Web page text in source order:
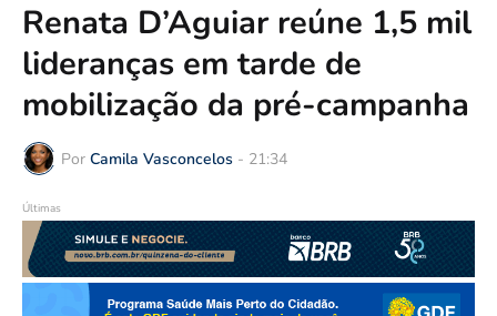
Renata D’Aguiar reúne 1,5 mil
lideranças em tarde de
mobilização da pré-campanha
Por Camila Vasconcelos - 21:34
Últimas